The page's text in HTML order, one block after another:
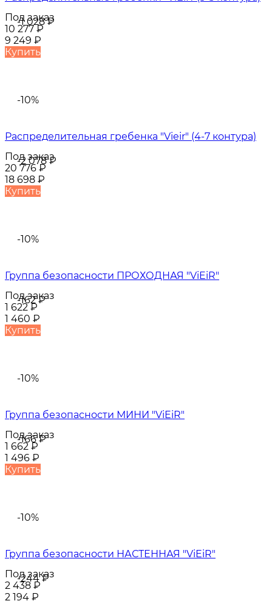
-1 028₽
Под заказ
10 277₽
9 249 ₽
Купить
-10%
-2 078₽
Распределительная гребенка "Vieir" (4-7 контура)
Под заказ
20 776₽
18 698 ₽
Купить
-10%
-162₽
Группа безопасности ПРОХОДНАЯ "ViEiR"
Под заказ
1 622₽
1 460 ₽
Купить
-10%
-166₽
Группа безопасности МИНИ "ViEiR"
Под заказ
1 662₽
1 496 ₽
Купить
-10%
-244₽
Группа безопасности НАСТЕННАЯ "ViEiR"
Под заказ
2 438₽
2 194 ₽